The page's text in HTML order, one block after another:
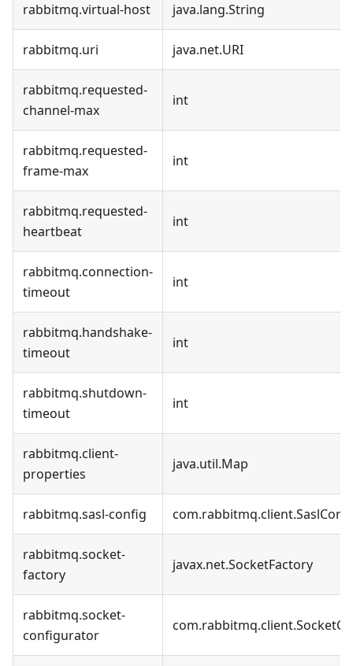
rabbitmq.virtual-host java.lang.String
rabbitmq.uri java.net.URI
rabbitmq.requested-
channel-max
int
rabbitmq.requested-
frame-max
int
rabbitmq.requested-
heartbeat
int
rabbitmq.connection-
timeout
int
rabbitmq.handshake-
timeout
int
rabbitmq.shutdown-
timeout
int
rabbitmq.client-
properties
java.util.Map
rabbitmq.sasl-config
rabbitmq.socket-
factory
javax.net.SocketFactory
rabbitmq.socket-
configurator